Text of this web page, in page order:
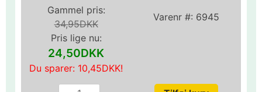
Varenr #: 6945
Gammel pris:
34,95DKK
Pris lige nu:
24,50DKK
Du sparer: 10,45DKK!